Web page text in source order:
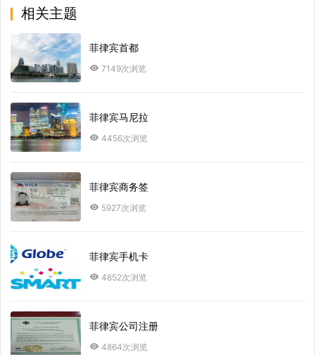
相关主题
菲律宾首都
7149次浏览
菲律宾马尼拉
4456次浏览
菲律宾商务签
5927次浏览
菲律宾手机卡
4852次浏览
菲律宾公司注册
4864次浏览